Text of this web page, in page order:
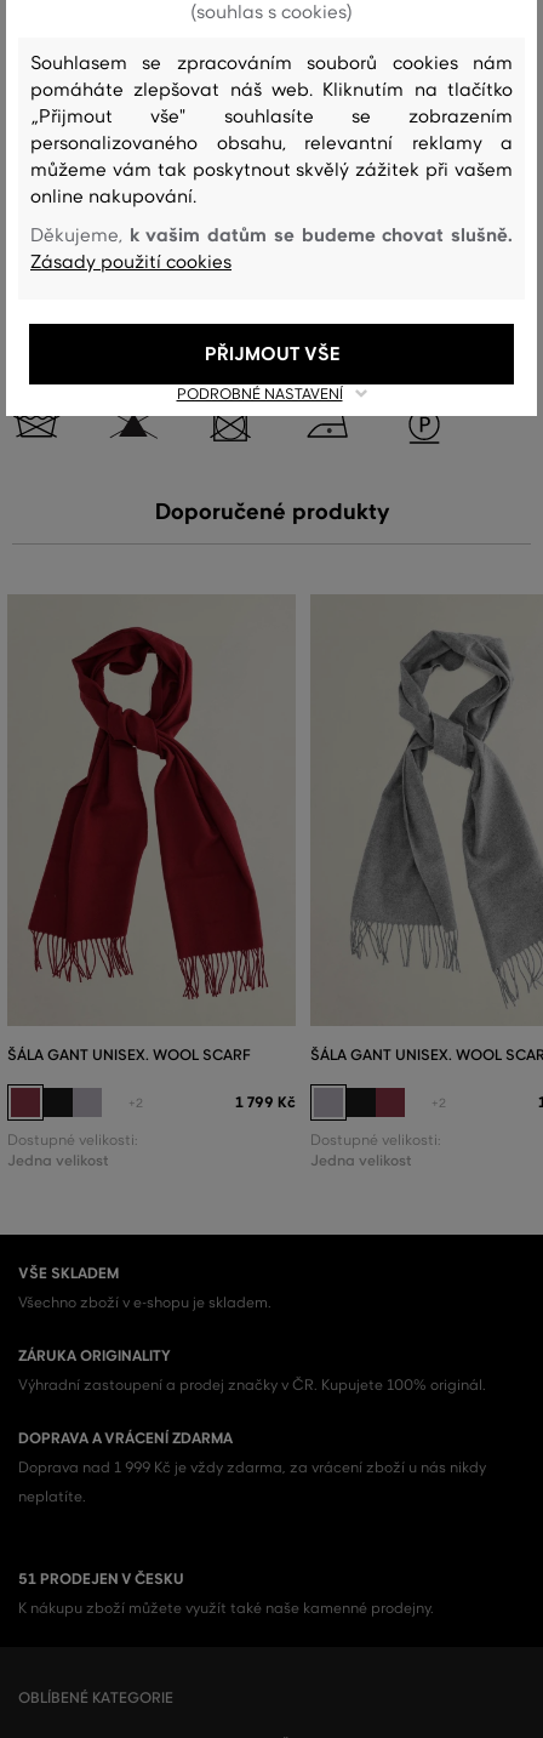
Kód produktu9920203-623-GC-5
Složení
vrchní materiál
VLNA
SUŠENÍ ŽEHLENÍ
Doporučené produkty
ŠÁLA GANT UNISEX. WOOL SCARF
+2 1 799 Kč
Dostupné velikosti:
Jedna velikost
ŠÁLA GANT UNISEX. WOOL
+2
Dostupné velikosti:
Jedna velikost
VŠE SKLADEM
Všechno zboží v e-shopu je skladem.
ZÁRUKA ORIGINALITY
Výhradní zastoupení a prodej značky v ČR. Kupujete 100% originál.
DOPRAVA A VRÁCENÍ ZDARMA
Doprava nad 1 999 Kč je vždy zdarma, za vrácení zboží u nás nikdy
neplatíte.
51 PRODEJEN V ČESKU
K nákupu zboží můžete využít také naše kamenné prodejny.
OBLÍBENÉ KATEGORIE
(souhlas s cookies)
Souhlasem se zpracováním souborů cookies nám
pomáháte zlepšovat náš web. Kliknutím na tlačítko
„Přijmout vše" souhlasíte se zobrazením
personalizovaného obsahu, relevantní reklamy a
můžeme vám tak poskytnout skvělý zážitek při vašem
online nakupování.
Děkujeme, k vašim datům se budeme chovat slušně.
Zásady použití cookies
PODROBNÉ NASTAVENÍ
PŘIJMOUT VŠE